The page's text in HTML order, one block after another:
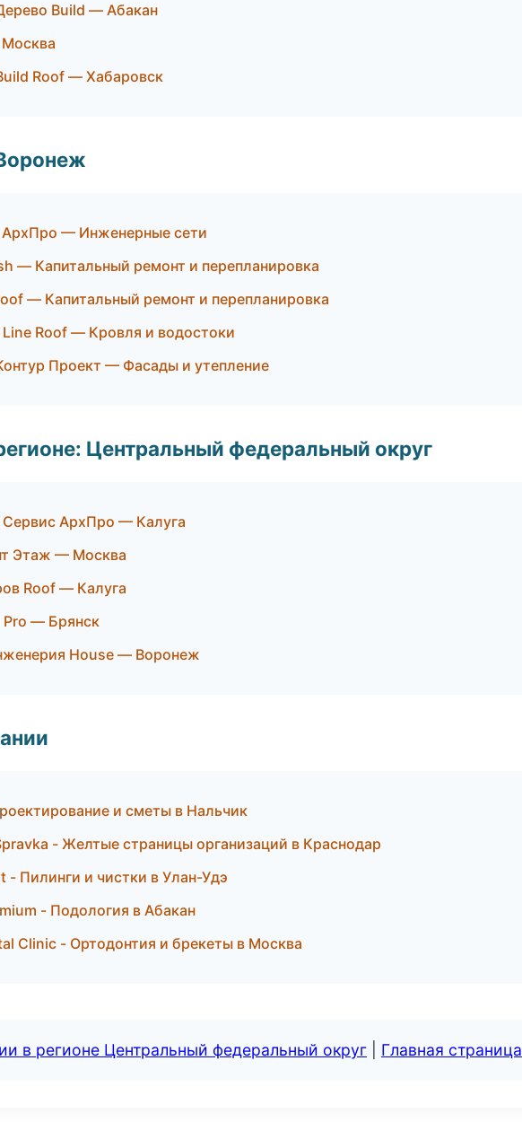
Build — Абакан
Roof — Хабаровск
— Инженерные сети
— Капитальный ремонт и перепланировка
— Капитальный ремонт и перепланировка
Roof — Кровля и водостоки
Проект — Фасады и утепление
Центральный федеральный округ
АрхПро — Калуга
Этаж — Москва
Roof — Калуга
— Брянск
House — Воронеж
и сметы в Нальчик
- Желтые страницы организаций в Краснодар
- Пилинги и чистки в Улан-Удэ
- Подология в Абакан
Clinic - Ортодонтия и брекеты в Москва
в регионе Центральный федеральный округ Главная страница